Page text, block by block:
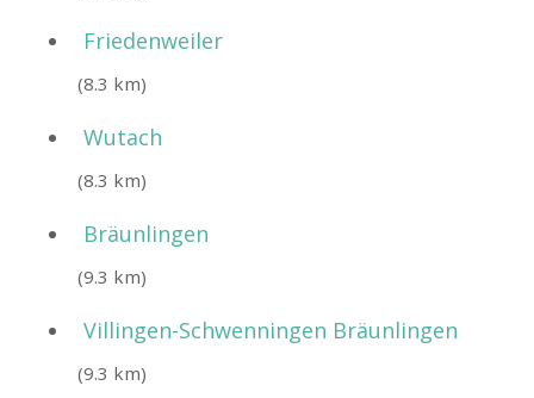
Friedenweiler
(8.3 km)
Wutach
(8.3 km)
Bräunlingen
(9.3 km)
Villingen-Schwenningen Bräunlingen
(9.3 km)